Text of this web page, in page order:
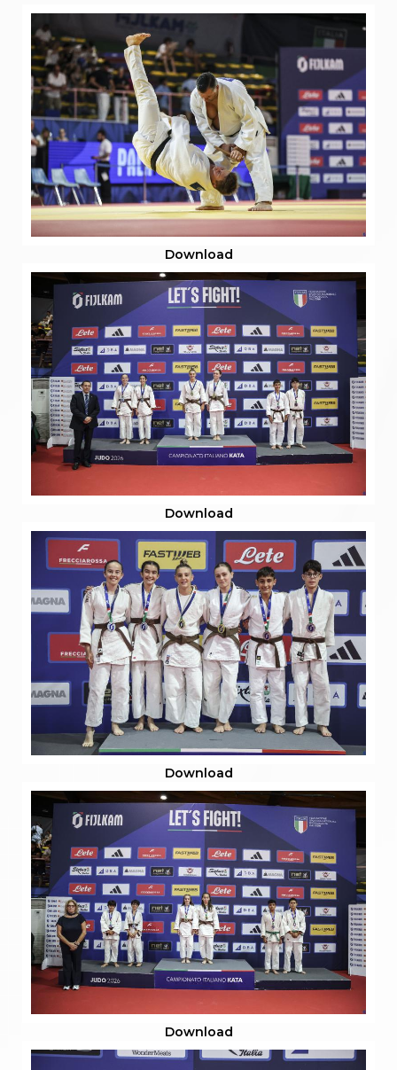
Download
Download
Download
Download